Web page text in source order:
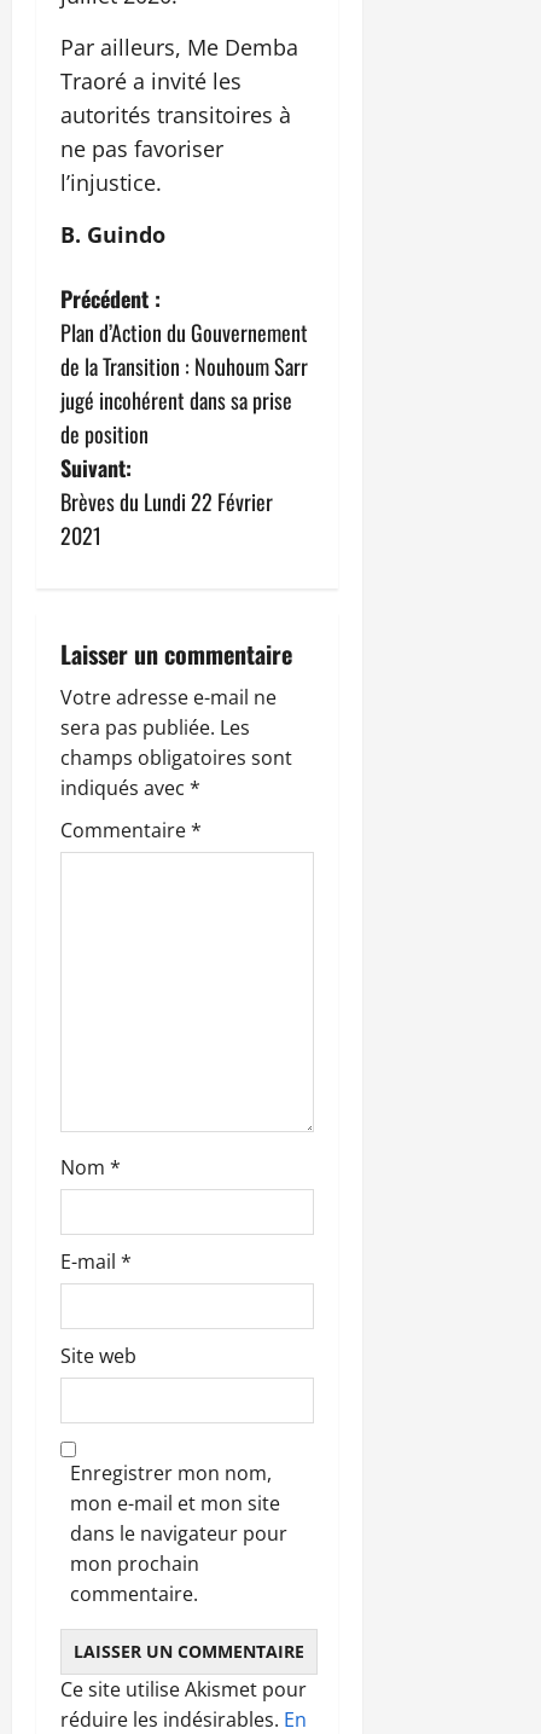
Par ailleurs, Me Demba
Traoré a invité les
autorités transitoires à
ne pas favoriser
l’injustice.
B. Guindo
N
a
v
i
g
a
i
o
n
d
’
c
l
Précédent :
Plan d’Action du Gouvernement
de la Transition : Nouhoum Sarr
jugé incohérent dans sa prise
de position
Suivant:
Brèves du Lundi 22 Février
2021
Laisser un commentaire
Votre adresse e-mail ne
sera pas publiée. Les
champs obligatoires sont
indiqués avec *
Commentaire*
Nom *
E-mail *
Site web
Enregistrer mon nom,
mon e-mail et mon site
dans le navigateur pour
mon prochain
commentaire.
Ce site utilise Akismet pour
réduire les indésirables. En